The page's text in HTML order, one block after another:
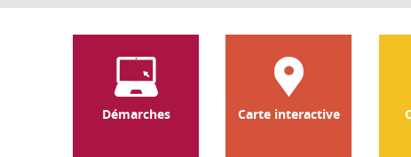
Démarches Carte interactive